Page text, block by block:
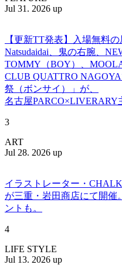
Jul 31. 2026 up
【更新TT発表】入場無料の
Natsudaidai、鬼の右腕、
TOMMY（BOY）、
CLUB QUATTRO
祭（ボンサイ）」が、
名古屋PARCO×LIVERARY
3
ART
Jul 28. 2026 up
イラストレーター・
が三重・岩田商店にて開催
ントも。
4
LIFE STYLE
Jul 13. 2026 up